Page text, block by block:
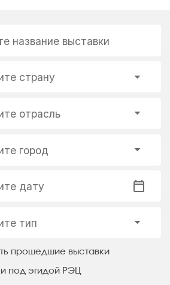
название выставки
страну
отрасль
город
дату
тип
прошедшие выставки
под эгидой РЭЦ